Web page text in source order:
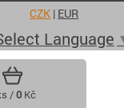
/0 Kč
CZK | EUR
Language